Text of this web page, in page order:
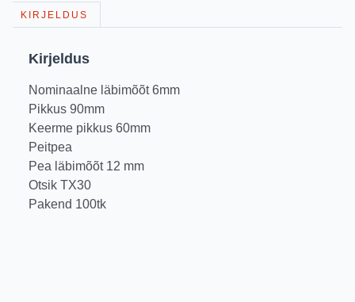
KIRJELDUS
Kirjeldus
Nominaalne läbimõõt 6mm
Pikkus 90mm
Keerme pikkus 60mm
Peitpea
Pea läbimõõt 12 mm
Otsik TX30
Pakend 100tk